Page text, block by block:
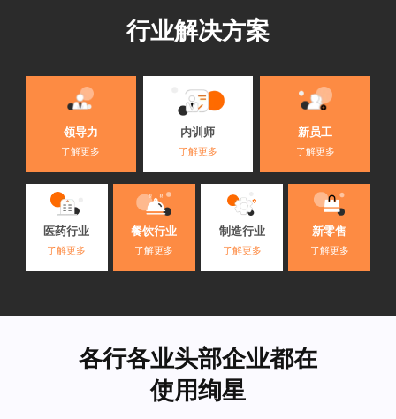
行业解决方案
领导力
了解更多
内训师
了解更多
新员工
了解更多
医药行业
了解更多
餐饮行业
了解更多
制造行业
了解更多
新零售
了解更多
各行各业头部企业都在
使用绚星